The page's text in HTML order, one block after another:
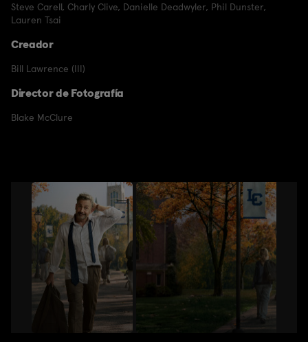
Steve Carell, Charly Clive, Danielle Deadwyler, Phil Dunster,
Lauren Tsai
Creador
Bill Lawrence (III)
Director de Fotografía
Blake McClure